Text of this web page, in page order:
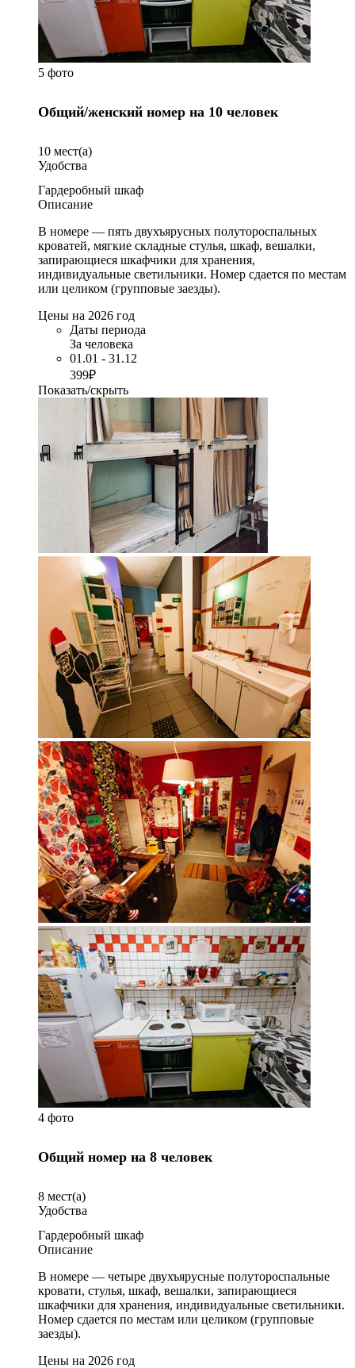
5 фото
Общий/женский номер на 10 человек
10 мест(а)
Удобства
Гардеробный шкаф
Описание
В номере — пять двухъярусных полутороспальных
кроватей, мягкие складные стулья, шкаф, вешалки,
запирающиеся шкафчики для хранения,
индивидуальные светильники. Номер сдается по местам
или целиком (групповые заезды).
Цены на 2026 год
Даты периода
За человека
01.01 - 31.12
399₽
Показать/скрыть
4 фото
Общий номер на 8 человек
8 мест(а)
Удобства
Гардеробный шкаф
Описание
В номере — четыре двухъярусные полутороспальные
кровати, стулья, шкаф, вешалки, запирающиеся
шкафчики для хранения, индивидуальные светильники.
Номер сдается по местам или целиком (групповые
заезды).
Цены на 2026 год